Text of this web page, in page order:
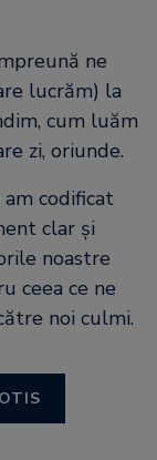
ne
lucrăm) la
cum luăm
zi, oriunde.
codificat
clar și
noastre
ceea ce ne
noi culmi.